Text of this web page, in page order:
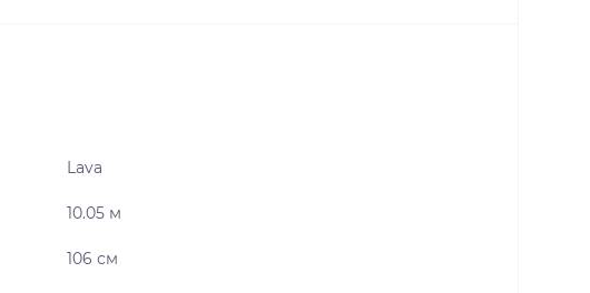
Lava
10.05 м
106 см